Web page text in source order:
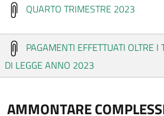
QUARTO TRIMESTRE 2023
PAGAMENTI EFFETTUATI OLTRE I
DI LEGGE ANNO 2023
AMMONTARE